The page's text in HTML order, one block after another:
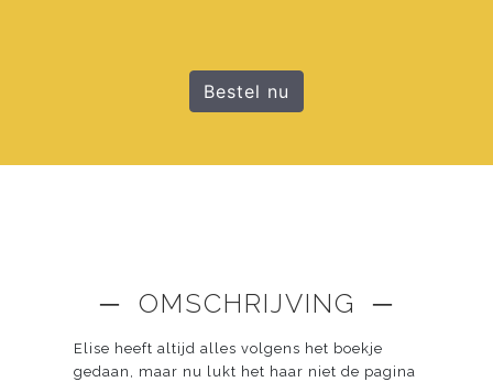
Bestel nu
─ OMSCHRIJVING ─
Elise heeft altijd alles volgens het boekje
gedaan, maar nu lukt het haar niet de pagina